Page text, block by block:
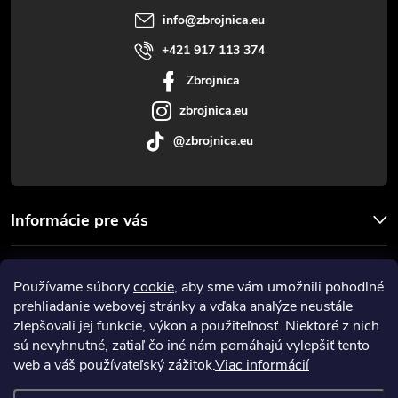
Používame súborycookie, aby sme vám umožnili pohodlné
prehliadanie webovej stránky a vďaka analýze neustále
zlepšovali jej funkcie, výkon a použiteľnosť. Niektoré z nich
sú nevyhnutné, zatiaľ čo iné nám pomáhajú vylepšiť tento
web a váš používateľský zážitok.Viac informácií
Informácie pre vás
Prijímame online platby
info@zbrojnica.eu
+421 917 113 374
Zbrojnica
zbrojnica.eu
@zbrojnica.eu